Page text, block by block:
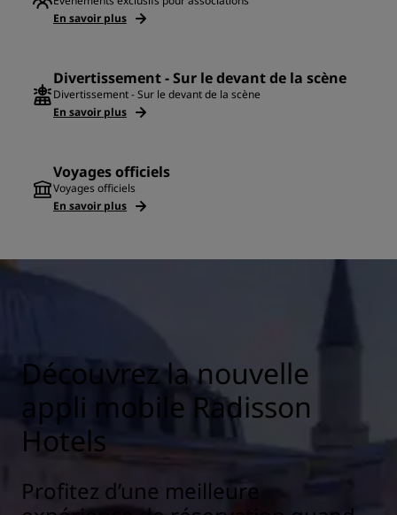
En savoir plus
Divertissement - Sur le devant de la scène
Divertissement - Sur le devant de la scène
En savoir plus
Voyages officiels
Voyages officiels
En savoir plus
Découvrez la nouvelle
appli mobile Radisson
Hotels
Profitez d’une meilleure